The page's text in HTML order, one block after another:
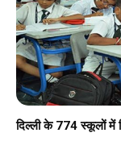
दिल्ली के 774 स्कूलों में